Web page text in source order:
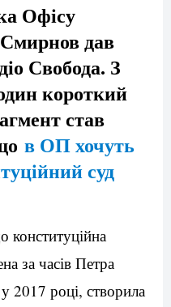
Офісу
дав
Свобода. З
короткий
став
в ОП хочуть
суд
за часів Петра
2017 році, створила